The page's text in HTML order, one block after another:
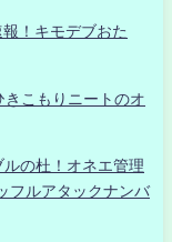
！キモデブおた
こもりニートのオ
の杜！オネエ管理
フルアタックナンバ